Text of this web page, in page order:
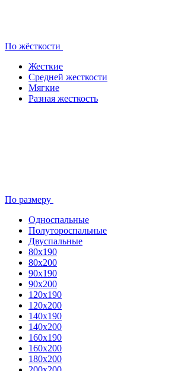
По жёсткости
Жесткие
Средней жесткости
Мягкие
Разная жесткость
По размеру
Односпальные
Полутороспальные
Двуспальные
80x190
80х200
90х190
90х200
120х190
120х200
140х190
140х200
160х190
160х200
180х200